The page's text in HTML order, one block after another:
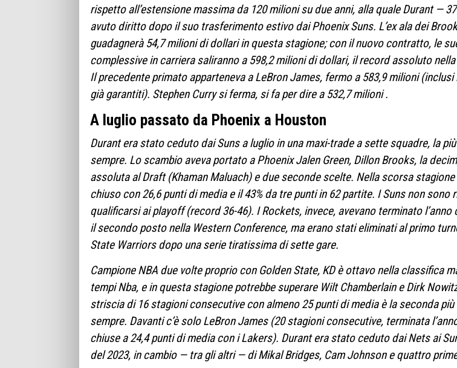
rispetto all’estensione massima da 120 milioni su due anni, alla quale Durant —
avuto diritto dopo il suo trasferimento estivo dai Phoenix Suns. L’ex ala dei
guadagnerà 54,7 milioni di dollari in questa stagione; con il nuovo contratto, le
complessive in carriera saliranno a 598,2 milioni di dollari, il record assoluto nella
Il precedente primato apparteneva a LeBron James, fermo a 583,9 milioni
già garantiti). Stephen Curry si ferma, si fa per dire a 532,7 milioni .
A luglio passato da Phoenix a Houston
Durant era stato ceduto dai Suns a luglio in una maxi-trade a sette squadre, la
sempre. Lo scambio aveva portato a Phoenix Jalen Green, Dillon Brooks, la
assoluta al Draft (Khaman Maluach) e due seconde scelte. Nella scorsa stagione
chiuso con 26,6 punti di media e il 43% da tre punti in 62 partite. I Suns non sono
qualificarsi ai playoff (record 36-46). I Rockets, invece, avevano terminato l’anno
il secondo posto nella Western Conference, ma erano stati eliminati al primo
State Warriors dopo una serie tiratissima di sette gare.
Campione NBA due volte proprio con Golden State, KD è ottavo nella classifica
tempi Nba, e in questa stagione potrebbe superare Wilt Chamberlain e Dirk
striscia di 16 stagioni consecutive con almeno 25 punti di media è la seconda più
sempre. Davanti c’è solo LeBron James (20 stagioni consecutive, terminata
chiuse a 24,4 punti di media con i Lakers). Durant era stato ceduto dai Nets ai
del 2023, in cambio — tra gli altri — di Mikal Bridges, Cam Johnson e quattro